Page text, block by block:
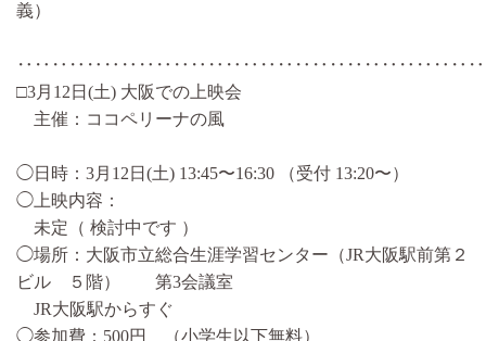
義）
□3月12日(土) 大阪での上映会
主催：ココペリーナの風
◯日時：3月12日(土) 13:45〜16:30 （受付 13:20〜）
◯上映内容：
未定（ 検討中です ）
◯場所：大阪市立総合生涯学習センター（JR大阪駅前第２
ビル ５階） 第3会議室
JR大阪駅からすぐ
◯参加費：500円 （小学生以下無料）